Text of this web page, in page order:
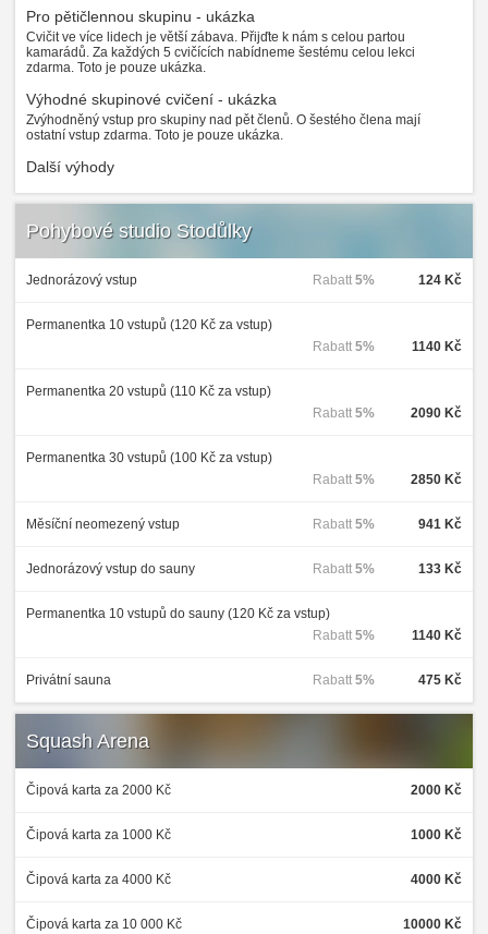
Pro pětičlennou skupinu - ukázka
Cvičit ve více lidech je větší zábava. Přijďte k nám s celou partou
kamarádů. Za každých 5 cvičících nabídneme šestému celou lekci
zdarma. Toto je pouze ukázka.
Výhodné skupinové cvičení - ukázka
Zvýhodněný vstup pro skupiny nad pět členů. O šestého člena mají
ostatní vstup zdarma. Toto je pouze ukázka.
Další výhody
Pohybové studio Stodůlky
Jednorázový vstup 124 Kč
Rabatt 5%
Permanentka 10 vstupů (120 Kč za vstup)
1140 Kč
Rabatt 5%
Permanentka 20 vstupů (110 Kč za vstup)
2090 Kč
Rabatt 5%
Permanentka 30 vstupů (100 Kč za vstup)
2850 Kč
Rabatt 5%
Měsíční neomezený vstup 941 Kč
Rabatt 5%
Jednorázový vstup do sauny 133 Kč
Rabatt 5%
Permanentka 10 vstupů do sauny (120 Kč za vstup)
1140 Kč
Rabatt 5%
Privátní sauna 475 Kč
Rabatt 5%
Squash Arena
Čipová karta za 2000 Kč 2000 Kč
Čipová karta za 1000 Kč 1000 Kč
Čipová karta za 4000 Kč 4000 Kč
Čipová karta za 10 000 Kč 10000 Kč